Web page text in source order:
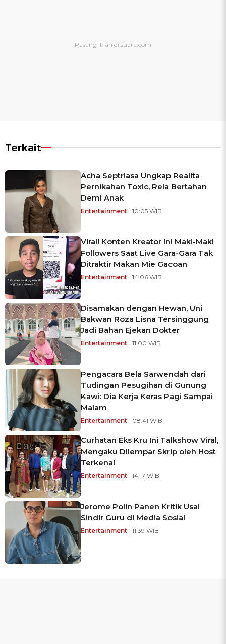
Terkait
Acha Septriasa Ungkap Realita
Pernikahan Toxic, Rela Bertahan
Demi Anak
Entertainment | 10:05 WIB
Viral! Konten Kreator Ini Maki-Maki
Followers Saat Live Gara-Gara Tak
Ditraktir Makan Mie Gacoan
Entertainment | 14:06 WIB
Disamakan dengan Hewan, Uni
Bakwan Roza Lisna Tersinggung
Jadi Bahan Ejekan Dokter
Entertainment | 11:00 WIB
Pengacara Bela Sarwendah dari
Tudingan Pesugihan di Gunung
Kawi: Dia Kerja Keras Pagi Sampai
Malam
Entertainment | 08:41 WIB
Curhatan Eks Kru Ini Talkshow Viral,
Mengaku Dilempar Skrip oleh Host
Terkenal
Entertainment | 14:17 WIB
Jerome Polin Panen Kritik Usai
Sindir Guru di Media Sosial
Entertainment | 11:39 WIB